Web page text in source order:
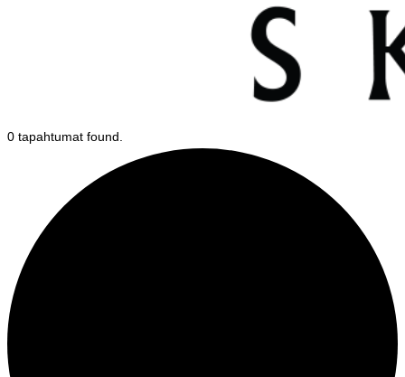
0 tapahtumat found.